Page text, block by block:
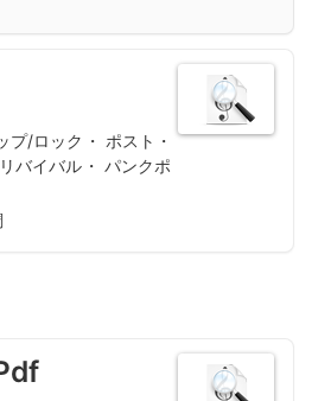
プ/ロック・ ポスト・
バイバル・ パンクポ